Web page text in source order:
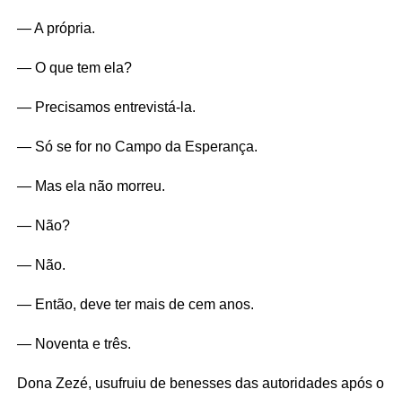
— A própria.
— O que tem ela?
— Precisamos entrevistá-la.
— Só se for no Campo da Esperança.
— Mas ela não morreu.
— Não?
— Não.
— Então, deve ter mais de cem anos.
— Noventa e três.
Dona Zezé, usufruiu de benesses das autoridades após o